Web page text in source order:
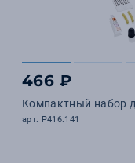
466 ₽
Компактный набор
арт. P416.141